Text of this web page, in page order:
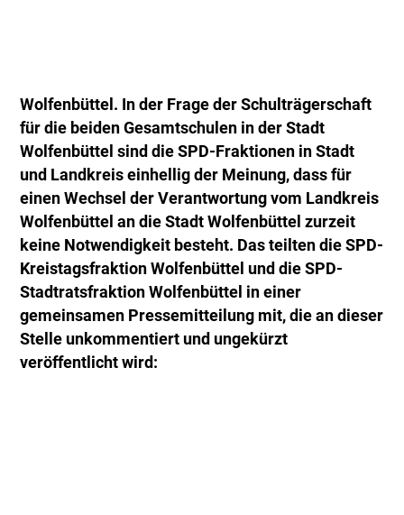
Wolfenbüttel. In der Frage der Schulträgerschaft
für die beiden Gesamtschulen in der Stadt
Wolfenbüttel sind die SPD-Fraktionen in Stadt
und Landkreis einhellig der Meinung, dass für
einen Wechsel der Verantwortung vom Landkreis
Wolfenbüttel an die Stadt Wolfenbüttel zurzeit
keine Notwendigkeit besteht. Das teilten die SPD-
Kreistagsfraktion Wolfenbüttel und die SPD-
Stadtratsfraktion Wolfenbüttel in einer
gemeinsamen Pressemitteilung mit, die an dieser
Stelle unkommentiert und ungekürzt
veröffentlicht wird: